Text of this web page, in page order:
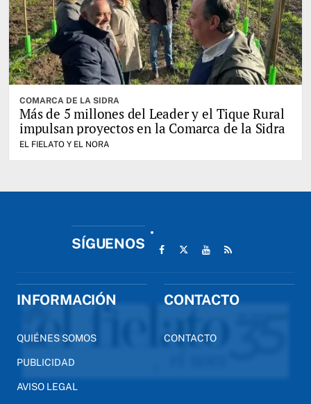
COMARCA DE LA SIDRA
Más de 5 millones del Leader y el Tique Rural
impulsan proyectos en la Comarca de la Sidra
EL FIELATO Y EL NORA
SÍGUENOS
INFORMACIÓN
QUIÉNES SOMOS
PUBLICIDAD
AVISO LEGAL
CONTACTO
CONTACTO